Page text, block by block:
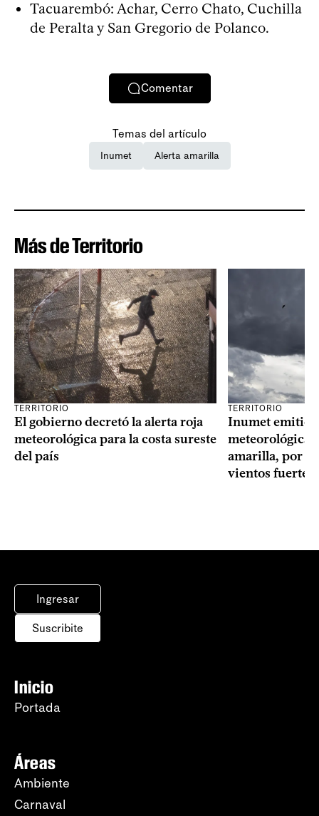
Tacuarembó: Achar, Cerro Chato, Cuchilla
de Peralta y San Gregorio de Polanco.
Comentar
Temas del artículo
Inumet Alerta amarilla
Más de Territorio
TERRITORIO
El gobierno decretó la alerta roja
meteorológica para la costa sureste
del país
TERRITORIO
Inumet emitió
meteorológica,
amarilla, por
vientos fuertes
Ingresar
Suscribite
Inicio
Portada
Áreas
Ambiente
Carnaval